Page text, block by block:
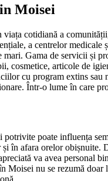
Moisei
cotidiană a
a centrelor
Gama de servicii și
cosmetice, articole de
cu program extins
Într-o lume în care
poate influența
în afara orelor obișnuite.
va avea personal
Moisei nu se rezumă